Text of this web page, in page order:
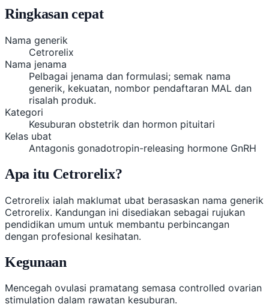
Ringkasan cepat
Nama generik
Cetrorelix
Nama jenama
Pelbagai jenama dan formulasi; semak nama
generik, kekuatan, nombor pendaftaran MAL dan
risalah produk.
Kategori
Kesuburan obstetrik dan hormon pituitari
Kelas ubat
Antagonis gonadotropin-releasing hormone GnRH
Apa itu Cetrorelix?
Cetrorelix ialah maklumat ubat berasaskan nama generik
Cetrorelix. Kandungan ini disediakan sebagai rujukan
pendidikan umum untuk membantu perbincangan
dengan profesional kesihatan.
Kegunaan
Mencegah ovulasi pramatang semasa controlled ovarian
stimulation dalam rawatan kesuburan.